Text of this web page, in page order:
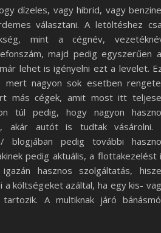
dízeles, vagy hibrid, vagy
választani. A letöltéshez
mint a cégnév,
majd pedig egyszerűen
lehet is igényelni ezt a levelet.
nagyon sok esetben
más cégek, amit most itt
túl pedig, hogy nagyon
akár autót is tudtak vásárolni.
blogjában pedig további
pedig aktuális, a flottakezelést
hasznos szolgáltatás,
a költségeket azáltal, ha egy kis-
A multiknak járó